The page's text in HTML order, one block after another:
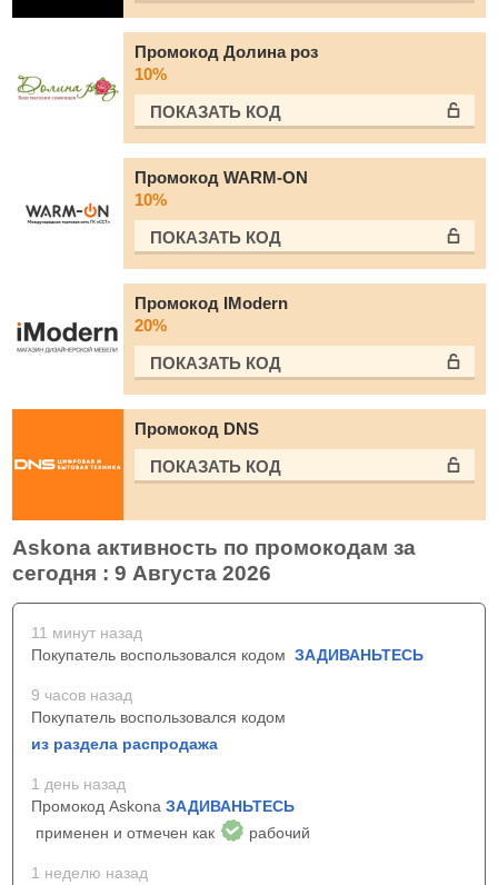
Промокод Долина роз
10%
ПОКАЗАТЬ КОД
Промокод WARM-ON
10%
ПОКАЗАТЬ КОД
Промокод IModern
20%
ПОКАЗАТЬ КОД
Промокод DNS
ПОКАЗАТЬ КОД
Askona активность по промокодам за
сегодня : 9 Августа 2026
11 минут назад
Покупатель воспользовался кодом ЗАДИВАНЬТЕСЬ
9 часов назад
Покупатель воспользовался кодом
из раздела распродажа
1 день назад
Промокод Askona ЗАДИВАНЬТЕСЬ
применен и отмечен как
рабочий
1 неделю назад